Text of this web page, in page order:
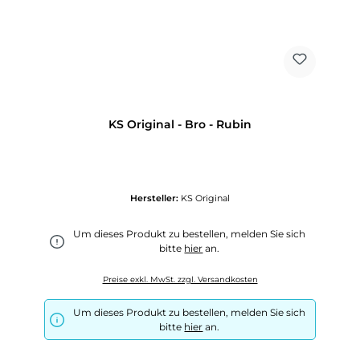
KS Original - Bro - Rubin
Hersteller: KS Original
Um dieses Produkt zu bestellen, melden Sie sich
bitte hier an.
Preise exkl. MwSt. zzgl. Versandkosten
Um dieses Produkt zu bestellen, melden Sie sich
bitte hier an.